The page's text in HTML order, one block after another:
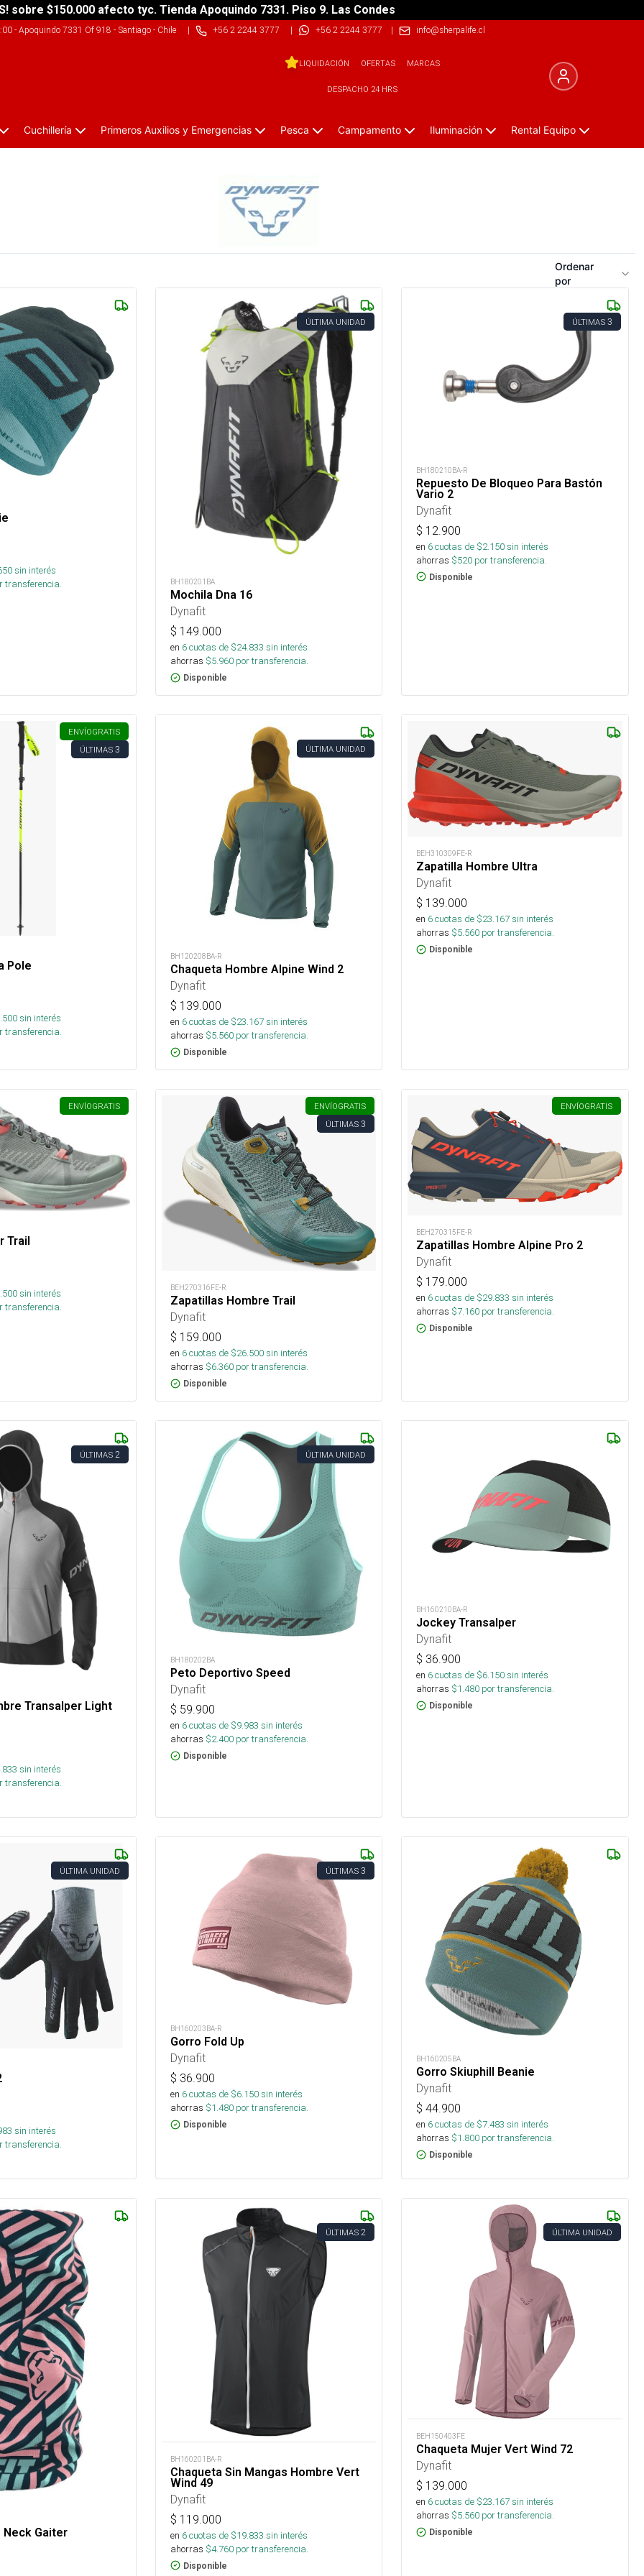
sobre $150.000 afecto tyc. Tienda Apoquindo 7331. Piso 9. Las Condes
- Apoquindo 7331 Of 918 - Santiago - Chile| +56 2 2244 3777 | +56 2 2244 3777 | info@sherpalife.cl
LIQUIDACIÓN OFERTAS MARCAS
DESPACHO 24 HRS
Cuchillería Primeros Auxilios y Emergencias Pesca Campamento Iluminación Rental Equipo
Ordenar
por
sin interés
transferencia.
ÚLTIMA UNIDAD
BH180201BA
Mochila Dna 16
Dynafit
$ 149.000
en 6cuotas de $24.833 sin interés
ahorras $5.960por transferencia.
Disponible
ÚLTIMAS 3
BH180210BA-R
Repuesto De Bloqueo Para Bastón
Vario 2
Dynafit
$ 12.900
en 6cuotas de $2.150sin interés
ahorras $520 por transferencia.
Disponible
ENVÍOGRATIS
ÚLTIMAS 3
Pole
sin interés
transferencia.
ÚLTIMA UNIDAD
BH120208BA-R
Chaqueta Hombre Alpine Wind 2
Dynafit
$ 139.000
en 6cuotas de $23.167sin interés
ahorras $5.560por transferencia.
Disponible
BEH310309FE-R
Zapatilla Hombre Ultra
Dynafit
$ 139.000
en 6cuotas de $23.167sin interés
ahorras $5.560 por transferencia.
Disponible
ENVÍOGRATIS
Trail
sin interés
transferencia.
ENVÍOGRATIS
ÚLTIMAS 3
BEH270316FE-R
Zapatillas Hombre Trail
Dynafit
$ 159.000
en 6cuotas de $26.500sin interés
ahorras $6.360por transferencia.
Disponible
ENVÍOGRATIS
BEH270315FE-R
Zapatillas Hombre Alpine Pro 2
Dynafit
$ 179.000
en 6cuotas de $29.833 sin interés
ahorras $7.160 por transferencia.
Disponible
ÚLTIMAS 2
Transalper Light
sin interés
transferencia.
ÚLTIMA UNIDAD
BH180202BA
Peto Deportivo Speed
Dynafit
$ 59.900
en 6cuotas de $9.983 sin interés
ahorras $2.400por transferencia.
Disponible
BH160210BA-R
Jockey Transalper
Dynafit
$ 36.900
en 6cuotas de $6.150sin interés
ahorras $1.480 por transferencia.
Disponible
ÚLTIMA UNIDAD
sin interés
transferencia.
ÚLTIMAS 3
BH160203BA-R
Gorro Fold Up
Dynafit
$ 36.900
en 6cuotas de $6.150sin interés
ahorras $1.480por transferencia.
Disponible
BH160205BA
Gorro Skiuphill Beanie
Dynafit
$44.900
en 6cuotas de $7.483 sin interés
ahorras $1.800 por transferencia.
Disponible
Neck Gaiter
ÚLTIMAS 2
BH160201BA-R
Chaqueta Sin Mangas Hombre Vert
Wind 49
Dynafit
$ 119.000
en 6cuotas de $19.833 sin interés
ahorras $4.760por transferencia.
Disponible
ÚLTIMA UNIDAD
BEH150403FE
Chaqueta Mujer Vert Wind 72
Dynafit
$ 139.000
en 6cuotas de $23.167sin interés
ahorras $5.560 por transferencia.
Disponible